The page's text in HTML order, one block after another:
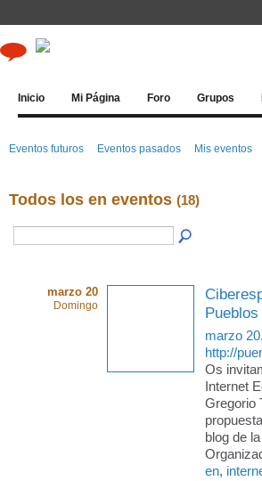
Inicio Mi Página Foro Grupos
Eventos futuros Eventos pasados Mis eventos
Todos los en eventos (18)
marzo 20
Domingo
Pueblos
marzo
http://
Os
Internet
Gregorio
blog de
en,